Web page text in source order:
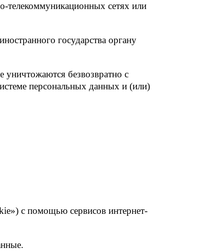
телекоммуникационных сетях или
государства органу
безвозвратно с
персональных данных и (или)
с помощью сервисов интернет-